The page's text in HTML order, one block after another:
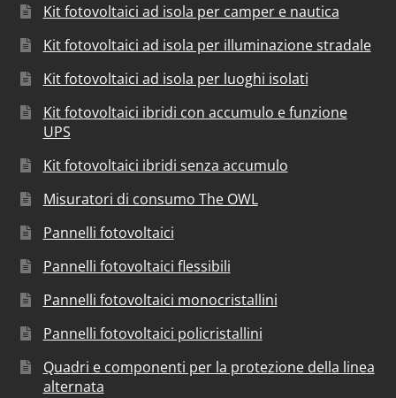
Kit fotovoltaici ad isola per camper e nautica
Kit fotovoltaici ad isola per illuminazione stradale
Kit fotovoltaici ad isola per luoghi isolati
Kit fotovoltaici ibridi con accumulo e funzione
UPS
Kit fotovoltaici ibridi senza accumulo
Misuratori di consumo The OWL
Pannelli fotovoltaici
Pannelli fotovoltaici flessibili
Pannelli fotovoltaici monocristallini
Pannelli fotovoltaici policristallini
Quadri e componenti per la protezione della linea
alternata